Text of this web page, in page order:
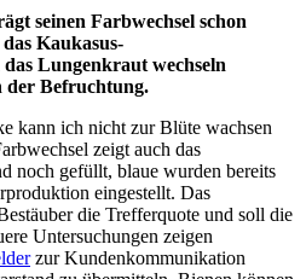
seinen Farbwechsel schon
Kaukasus-
Lungenkraut wechseln
der Befruchtung.
kann ich nicht zur Blüte wachsen
zeigt auch das
noch gefüllt, blaue wurden bereits
eingestellt. Das
die Trefferquote und soll die
Untersuchungen zeigen
zur Kundenkommunikation